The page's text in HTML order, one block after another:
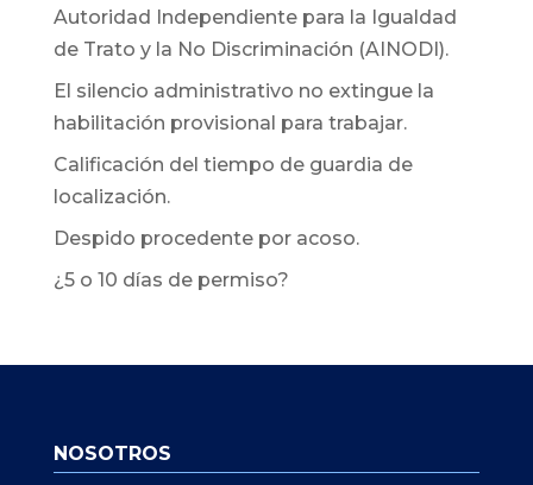
Autoridad Independiente para la Igualdad
de Trato y la No Discriminación (AINODI).
El silencio administrativo no extingue la
habilitación provisional para trabajar.
Calificación del tiempo de guardia de
localización.
Despido procedente por acoso.
¿5 o 10 días de permiso?
NOSOTROS